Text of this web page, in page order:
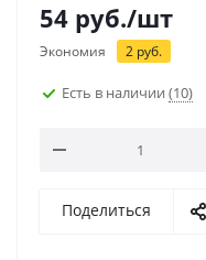
54 руб./шт
Экономия 2 руб.
Есть в наличии (10)
Поделиться